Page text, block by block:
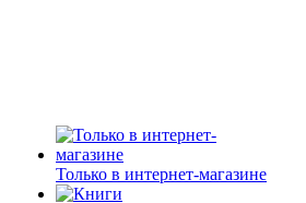
Только в интернет-магазине